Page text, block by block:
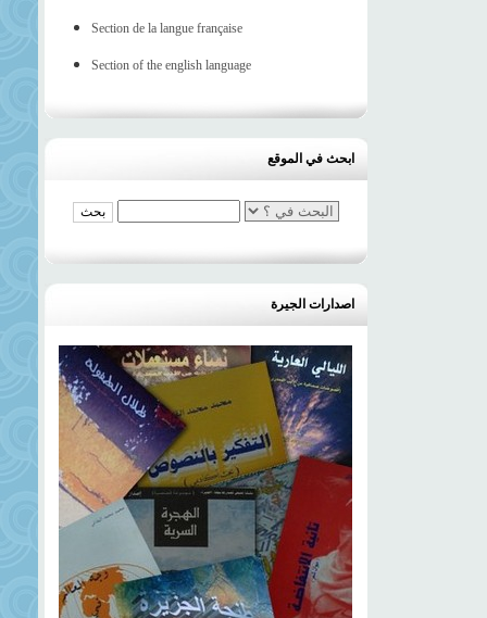
Section de la langue française
Section of the english language
ابحث في الموقع
اصدارات الجيرة